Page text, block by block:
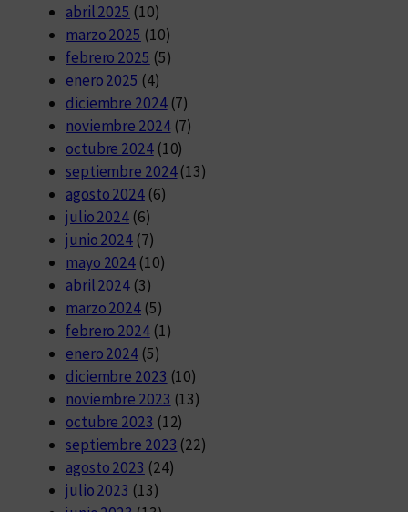
abril 2025 (10)
marzo 2025 (10)
febrero 2025 (5)
enero 2025 (4)
diciembre 2024(7)
noviembre 2024(7)
octubre 2024(10)
septiembre 2024(13)
agosto 2024(6)
julio 2024 (6)
junio 2024 (7)
mayo 2024 (10)
abril 2024 (3)
marzo 2024 (5)
febrero 2024(1)
enero 2024 (5)
diciembre 2023 (10)
noviembre 2023 (13)
octubre 2023 (12)
septiembre 2023 (22)
agosto 2023 (24)
julio 2023 (13)